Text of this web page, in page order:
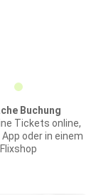
Buchung
Tickets online,
oder in einem
Flixshop